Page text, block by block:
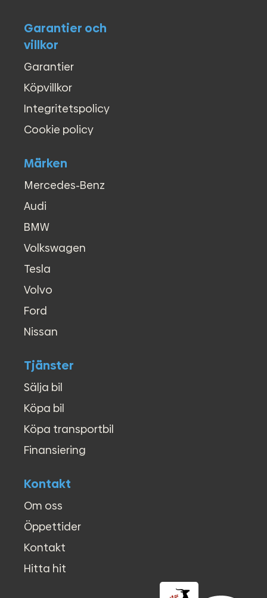
●Elfönsterhissar (fram)
●Extraljus
●LED Varselljus
●Motorvärmare
Multifunktionsratt
●P.Värmare fjärrstyrd
●P.Värmare tidur
Parkeringsvärmare
●Servostyrning
●Sidoairbags
●Start-/stoppfunktion
●Stereo
●Stolar med utdragbar framdel
●Sätesvärme - Förarstol
●Svensksåld
● Touch/Pekskärm
●USB-uttag
●Yttertemperaturmätare
● Smartphone integration
Garantier och
villkor
Garantier
Köpvillkor
Integritetspolicy
Cookie policy
Märken
Mercedes-Benz
Audi
BMW
Volkswagen
Tesla
Volvo
Ford
Nissan
Tjänster
Sälja bil
Köpa bil
Köpa transportbil
Finansiering
Kontakt
Om oss
Öppettider
Kontakt
Hitta hit